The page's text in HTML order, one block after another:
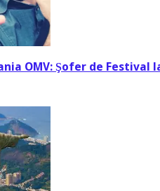
OMV: Şofer de Festival